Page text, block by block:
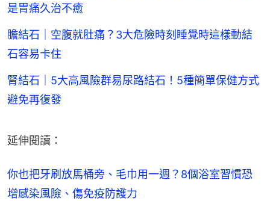
是胃痛久治不癒
膽結石｜空腹就肚痛？3大危險時刻睡覺時這樣動結
石容易卡住
腎結石｜5大高風險群易尿路結石！5種簡單保健方式
避免再復發
延伸閱讀：
你也把牙刷放馬桶旁、毛巾用一週？8個浴室習慣恐
增感染風險、傷免疫防護力